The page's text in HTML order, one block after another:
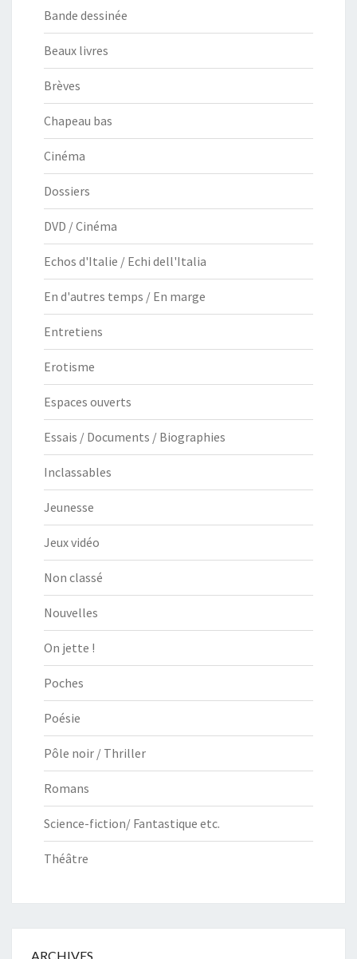
Bande dessinée
Beaux livres
Brèves
Chapeau bas
Cinéma
Dossiers
DVD / Cinéma
Echos d'Italie / Echi dell'Italia
En d'autres temps / En marge
Entretiens
Erotisme
Espaces ouverts
Essais / Documents / Biographies
Inclassables
Jeunesse
Jeux vidéo
Non classé
Nouvelles
On jette !
Poches
Poésie
Pôle noir / Thriller
Romans
Science-fiction/ Fantastique etc.
Théâtre
ARCHIVES